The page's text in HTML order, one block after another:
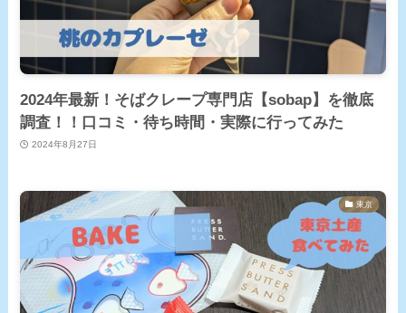
2024年最新！そばクレープ専門店【sobap】を徹底
調査！！口コミ・待ち時間・実際に行ってみた
2024年8月27日
東京